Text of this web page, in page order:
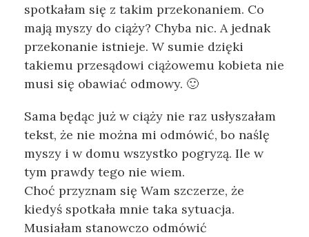
spotkałam się z takim przekonaniem. Co
mają myszy do ciąży? Chyba nic. A jednak
przekonanie istnieje. W sumie dzięki
takiemu przesądowi ciążowemu kobieta nie
musi się obawiać odmowy. 🙂
Sama będąc już w ciąży nie raz usłyszałam
tekst, że nie można mi odmówić, bo naślę
myszy i w domu wszystko pogryzą. Ile w
tym prawdy tego nie wiem.
Choć przyznam się Wam szczerze, że
kiedyś spotkała mnie taka sytuacja.
Musiałam stanowczo odmówić